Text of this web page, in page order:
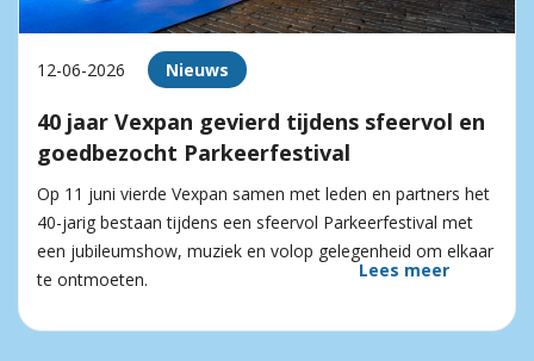
12-06-2026 Nieuws
40 jaar Vexpan gevierd tijdens sfeervol en
goedbezocht Parkeerfestival
Op 11 juni vierde Vexpan samen met leden en partners het
40-jarig bestaan tijdens een sfeervol Parkeerfestival met
een jubileumshow, muziek en volop gelegenheid om elkaar
te ontmoeten.
Lees meer